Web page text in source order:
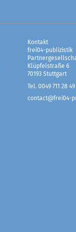
Kontakt
frei04-publizistik
Klüpfelstraße 6
70193 Stuttgart
Tel. 0049 711 28 49
contact@frei04-